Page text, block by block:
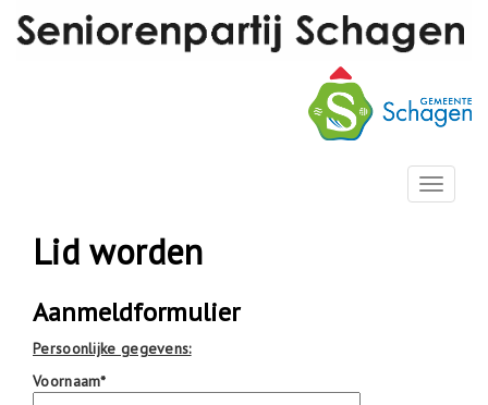
T
o
Lid worden
Aanmeldformulier
Persoonlijke gegevens:
Voornaam*